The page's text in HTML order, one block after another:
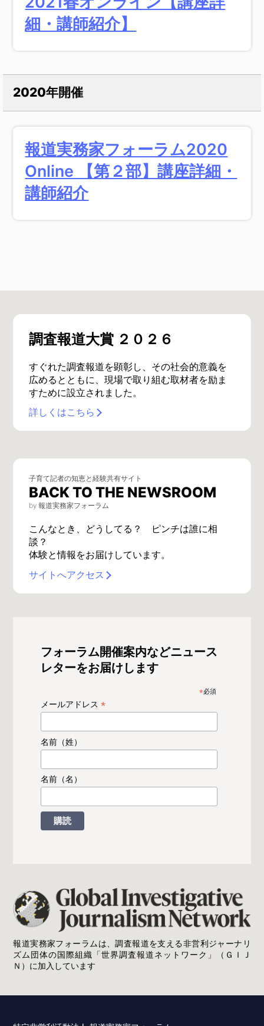
細・講師紹介】
2020年開催
報道実務家フォーラム2020
Online 【第２部】講座詳細・
講師紹介
調査報道大賞 ２０２６
すぐれた調査報道を顕彰し、その社会的意義を
広めるとともに、現場で取り組む取材者を励ま
すために設立されました。
詳しくはこちら
子育て記者の知恵と経験共有サイト
BACK TO THE NEWSROOM
by 報道実務家フォーラム
こんなとき、どうしてる？ ピンチは誰に相
談？
体験と情報をお届けしています。
サイトへアクセス
フォーラム開催案内などニュース
レターをお届けします
*必須
メールアドレス*
名前（姓）
名前（名）
報道実務家フォーラムは、調査報道を支える非営利ジャーナリ
ズム団体の国際組織「世界調査報道ネットワーク」（ＧＩＪ
Ｎ）に加入しています